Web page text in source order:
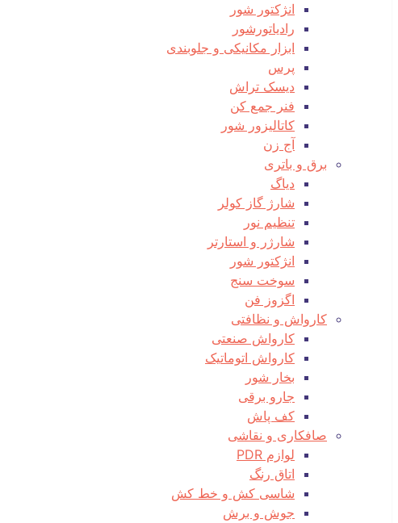
انژکتور شور
رادیاتورشور
ابزار مکانیکی و جلوبندی
پرس
دیسک تراش
فنر جمع کن
کاتالیزور شور
آج زن
برق و باتری
دیاگ
شارژ گاز کولر
تنظیم نور
شارژر و استارتر
انژکتور شور
سوخت سنج
اگزوز فن
کارواش و نظافتی
کارواش صنعتی
کارواش اتوماتیک
بخار شور
جارو برقی
کف پاش
صافکاری و نقاشی
لوازم PDR
اتاق رنگ
شاسی کش و خط کش
جوش و برش